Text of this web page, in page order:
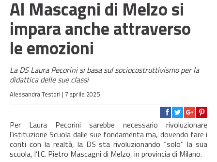
Al Mascagni di Melzo si
impara anche attraverso
le emozioni
La DS Laura Pecorini si basa sul sociocostruttivismo per la
didattica delle sue classi
Alessandra Testori | 7 aprile 2025
Per Laura Pecorini sarebbe necessario rivoluzionare
l’istituzione Scuola dalle sue fondamenta ma, dovendo fare i
conti con la realtà, la DS sta rivoluzionando “solo” la sua
scuola, l’I.C. Pietro Mascagni di Melzo, in provincia di Milano.